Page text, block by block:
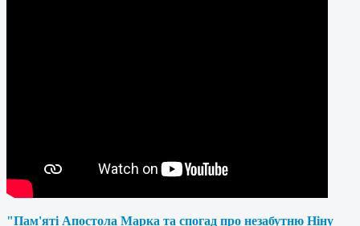
"Пам'яті Апостола Марка та спогад про незабутню Ніну